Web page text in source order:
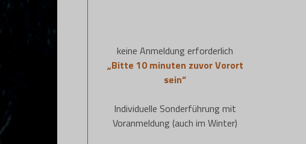
keine Anmeldung erforderlich
„Bitte 10 minuten zuvor Vorort
sein“
Individuelle Sonderführung mit
Voranmeldung (auch im Winter)